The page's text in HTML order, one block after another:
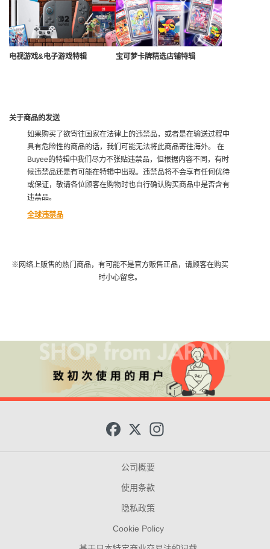
电视游戏&电子游戏特辑 宝可梦卡牌精选店铺特辑
关于商品的发送
如果购买了欲寄往国家在法律上的违禁品，或者是在输送过程中
具有危险性的商品的话，我们可能无法将此商品寄往海外。 在
Buyee的特辑中我们尽力不张贴违禁品，但根据内容不同，有时
候违禁品还是有可能在特辑中出现。违禁品将不会享有任何优待
或保证，敬请各位顾客在购物时也自行确认购买商品中是否含有
违禁品。
全球违禁品
※网络上贩售的热门商品，有可能不是官方贩售正品，请顾客在购买
时小心留意。
e
b
o
o
k
X
t
公司概要
使用条款
隐私政策
Cookie Policy